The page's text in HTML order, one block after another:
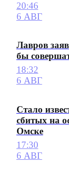
20:46
6 АВГ
Лавров
бы
18:32
6 АВГ
Стало
сбитых на
Омске
17:30
6 АВГ